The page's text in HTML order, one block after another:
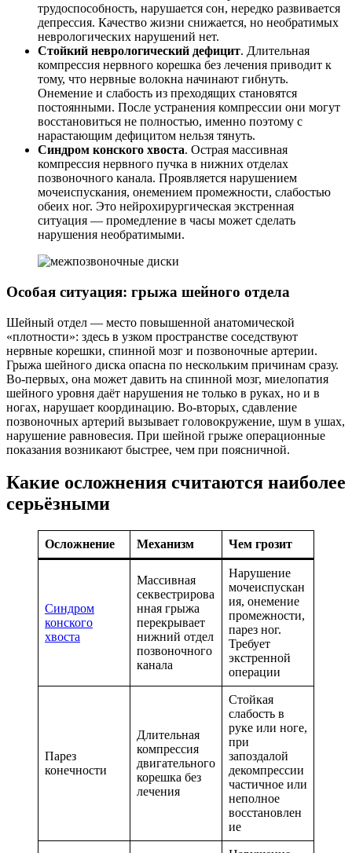
трудоспособность, нарушается сон, нередко развивается
депрессия. Качество жизни снижается, но необратимых
неврологических нарушений нет.
Стойкий неврологический дефицит. Длительная
компрессия нервного корешка без лечения приводит к
тому, что нервные волокна начинают гибнуть.
Онемение и слабость из преходящих становятся
постоянными. После устранения компрессии они могут
восстановиться не полностью, именно поэтому с
нарастающим дефицитом нельзя тянуть.
Синдром конского хвоста. Острая массивная
компрессия нервного пучка в нижних отделах
позвоночного канала. Проявляется нарушением
мочеиспускания, онемением промежности, слабостью
обеих ног. Это нейрохирургическая экстренная
ситуация — промедление в часы может сделать
нарушения необратимыми.
Особая ситуация: грыжа шейного отдела
Шейный отдел — место повышенной анатомической
«плотности»: здесь в узком пространстве соседствуют
нервные корешки, спинной мозг и позвоночные артерии.
Грыжа шейного диска опасна по нескольким причинам сразу.
Во-первых, она может давить на спинной мозг, миелопатия
шейного уровня даёт нарушения не только в руках, но и в
ногах, нарушает координацию. Во-вторых, сдавление
позвоночных артерий вызывает головокружение, шум в ушах,
нарушение равновесия. При шейной грыже операционные
показания возникают быстрее, чем при поясничной.
Какие осложнения считаются наиболее
серьёзными
Осложнение Механизм Чем грозит
Синдром
конского
хвоста
Массивная
секвестрирова
нная грыжа
перекрывает
нижний отдел
позвоночного
канала
Нарушение
мочеиспускан
ия, онемение
промежности,
парез ног.
Требует
экстренной
операции
Парез
конечности
Длительная
компрессия
двигательного
корешка без
лечения
Стойкая
слабость в
руке или ноге,
при
запоздалой
декомпрессии
частичное или
неполное
восстановлен
ие